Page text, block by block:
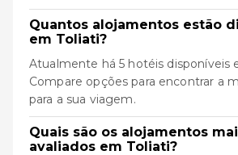
Quantos alojamentos estão
em Toliati?
Atualmente há 5 hotéis disponíveis
Compare opções para encontrar a
para a sua viagem.
Quais são os alojamentos
avaliados em Toliati?